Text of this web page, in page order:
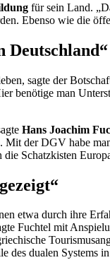
für sein Land.
Ebenso wie die
Deutschland“
sagte der
benötige man
Hans Joachim
. Mit der DGV habe
Schatzkisten
etwa durch ihre
Fuchtel mit
des dualen Systems